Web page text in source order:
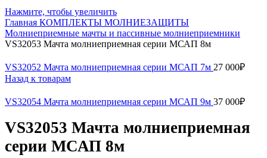
Нажмите, чтобы увеличить
Главная КОМПЛЕКТЫ МОЛНИЕЗАЩИТЫ
Молниеприемные мачты и пассивные молниеприемники
VS32053 Мачта молниеприемная серии МСАП 8м
VS32052 Мачта молниеприемная серии МСАП 7м 27 000₽
Назад к товарам
VS32054 Мачта молниеприемная серии МСАП 9м 37 000₽
VS32053 Мачта молниеприемная
серии МСАП 8м